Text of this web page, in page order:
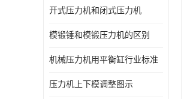
开式压力机和闭式压力机
模锻锤和模锻压力机的区别
机械压力机用平衡缸行业标准
压力机上下模调整图示